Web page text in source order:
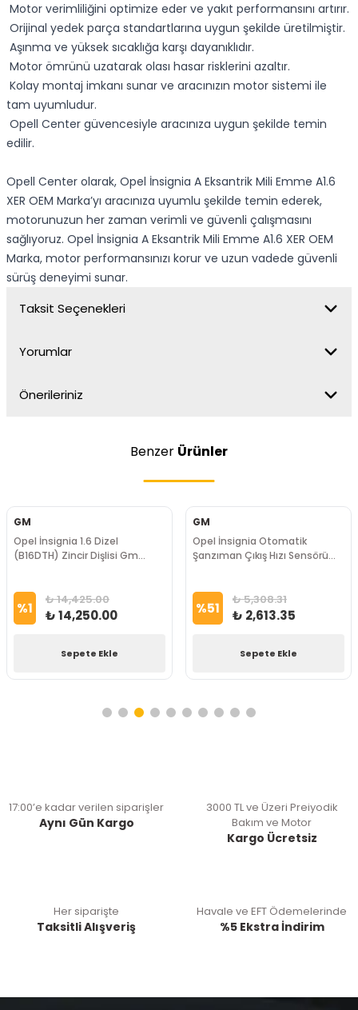
Motor verimliliğini optimize eder ve yakıt performansını artırır.
Orijinal yedek parça standartlarına uygun şekilde üretilmiştir.
Aşınma ve yüksek sıcaklığa karşı dayanıklıdır.
Motor ömrünü uzatarak olası hasar risklerini azaltır.
Kolay montaj imkanı sunar ve aracınızın motor sistemi ile
tam uyumludur.
Opell Center güvencesiyle aracınıza uygun şekilde temin
edilir.
Opell Center olarak, Opel İnsignia A Eksantrik Mili Emme A1.6
XER OEM Marka’yı aracınıza uyumlu şekilde temin ederek,
motorunuzun her zaman verimli ve güvenli çalışmasını
sağlıyoruz. Opel İnsignia A Eksantrik Mili Emme A1.6 XER OEM
Marka, motor performansınızı korur ve uzun vadede güvenli
sürüş deneyimi sunar.
Taksit Seçenekleri
Yorumlar
Önerileriniz
Benzer Ürünler
GM
Opel İnsignia 1.6 Dizel
(B16DTH) Zincir Dişlisi Gm
%1 ₺ 14,425.00
₺ 14,250.00
Sepete Ekle
GM
Opel İnsignia Otomatik
Şanzıman Çıkış Hızı Sensörü
%51 ₺ 5,308.31
₺ 2,613.35
Sepete Ekle
17:00’e kadar verilen siparişler
Aynı Gün Kargo
3000 TL ve Üzeri Preiyodik
Bakım ve Motor
Kargo Ücretsiz
Her siparişte
Taksitli Alışveriş
Havale ve EFT Ödemelerinde
%5 Ekstra İndirim